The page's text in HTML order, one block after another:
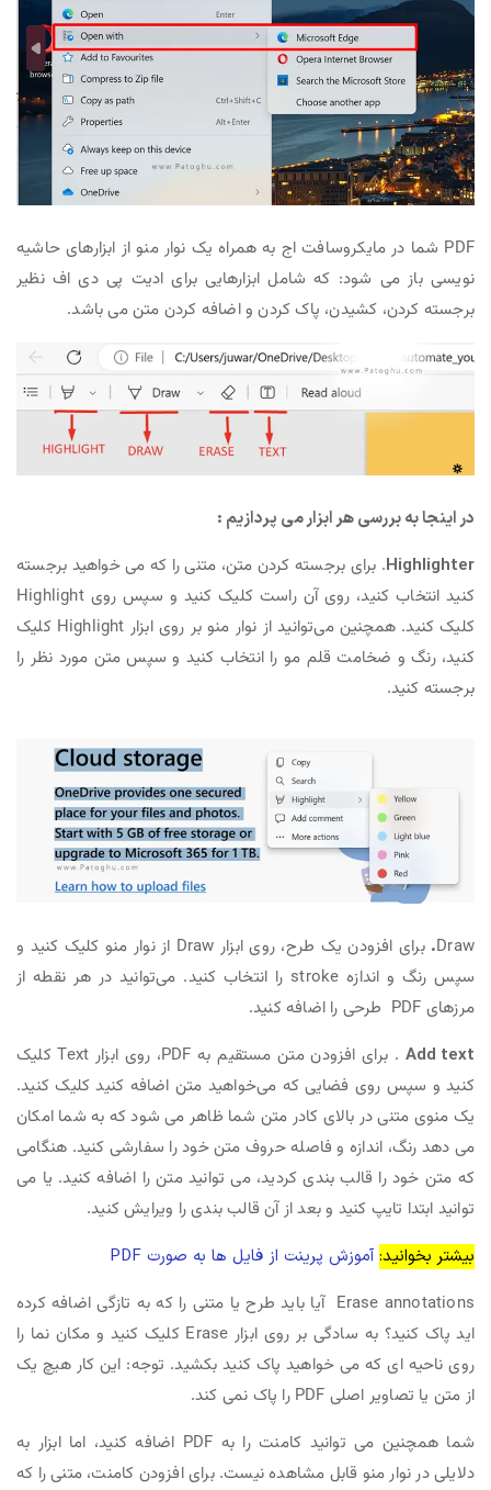
PDF شما در مایکروسافت اج به همراه یک نوار منو از ابزارهای حاشیه
نویسی باز می شود: که شامل ابزارهایی برای ادیت پی دی اف نظیر
برجسته کردن، کشیدن، پاک کردن و اضافه کردن متن می باشد.
در اینجا به بررسی هر ابزار می پردازیم :
Highlighter. برای برجسته کردن متن، متنی را که می خواهید برجسته
کنید انتخاب کنید، روی آن راست کلیک کنید و سپس روی Highlight
کلیک کنید. همچنین می‌توانید از نوار منو بر روی ابزار Highlight کلیک
کنید، رنگ و ضخامت قلم مو را انتخاب کنید و سپس متن مورد نظر را
برجسته کنید.
Draw
.
برای افزودن یک طرح، روی ابزار Draw از نوار منو کلیک کنید و
سپس رنگ و اندازه stroke را انتخاب کنید. می‌توانید در هر نقطه از
مرزهای PDF طرحی را اضافه کنید.
Add text
. برای افزودن متن مستقیم به PDF، روی ابزار Text کلیک
کنید و سپس روی فضایی که می‌خواهید متن اضافه کنید کلیک کنید.
یک منوی متنی در بالای کادر متن شما ظاهر می شود که به شما امکان
می دهد رنگ، اندازه و فاصله حروف متن خود را سفارشی کنید. هنگامی
که متن خود را قالب بندی کردید، می توانید متن را اضافه کنید. یا می
توانید ابتدا تایپ کنید و بعد از آن قالب بندی را ویرایش کنید.
بیشتر بخوانید:آموزش پرینت از فایل ها به صورت PDF
Erase annotations آیا باید طرح یا متنی را که به تازگی اضافه کرده
اید پاک کنید؟ به سادگی بر روی ابزار Erase کلیک کنید و مکان نما را
روی ناحیه ای که می خواهید پاک کنید بکشید. توجه: این کار هیچ یک
از متن یا تصاویر اصلی PDF را پاک نمی کند.
شما همچنین می توانید کامنت را به PDF اضافه کنید، اما ابزار به
دلایلی در نوار منو قابل مشاهده نیست. برای افزودن کامنت، متنی را که